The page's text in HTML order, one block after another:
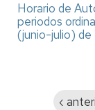
Horario de
periodos
(junio-julio)
Página
‹